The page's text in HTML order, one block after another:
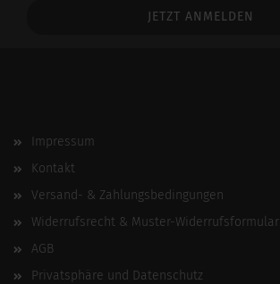
Impressum
Kontakt
Versand- & Zahlungsbedingungen
Widerrufsrecht & Muster-Widerrufsformular
AGB
Privatsphäre und Datenschutz